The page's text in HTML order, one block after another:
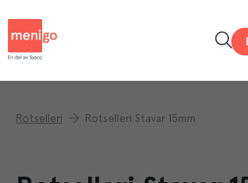
Rotselleri Rotselleri Stavar 15mm